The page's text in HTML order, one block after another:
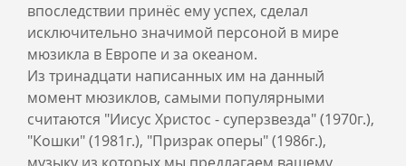
впоследствии принёс ему успех, сделал
исключительно значимой персоной в мире
мюзикла в Европе и за океаном.
Из тринадцати написанных им на данный
момент мюзиклов, самыми популярными
считаются "Иисус Христос - суперзвезда" (1970г.),
"Кошки" (1981г.), "Призрак оперы" (1986г.),